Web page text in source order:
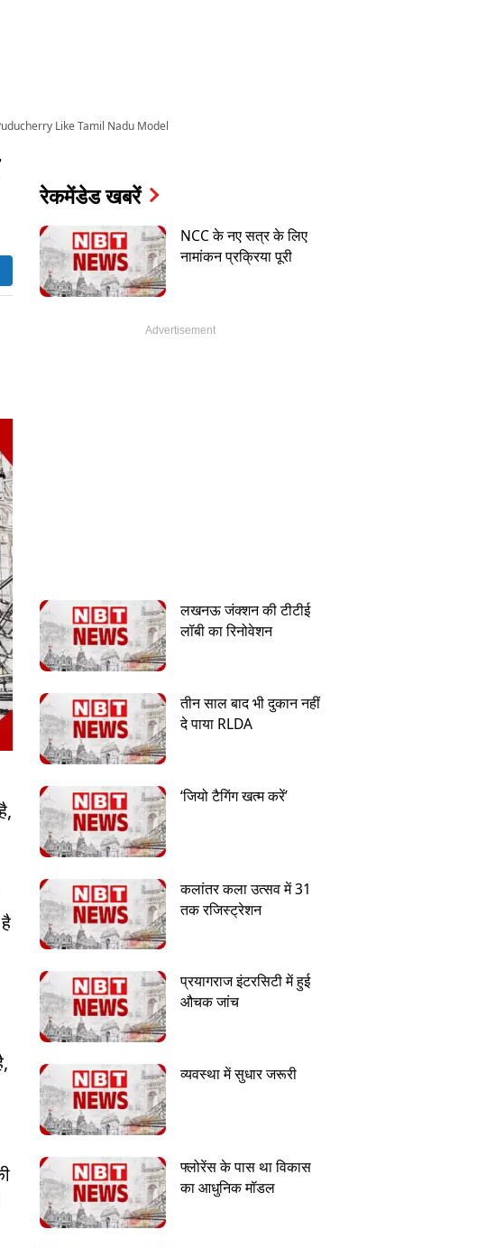
Like Tamil Nadu Model
रेकमेंडेड खबरें
NCC के नए सत्र के लिए
नामांकन प्रक्रिया पूरी
लखनऊ जंक्शन की टीटीई
लॉबी का रिनोवेशन
तीन साल बाद भी दुकान नहीं
दे पाया RLDA
‘जियो टैगिंग खत्म करें’
कलांतर कला उत्सव में 31
तक रजिस्ट्रेशन
प्रयागराज इंटरसिटी में हुई
औचक जांच
व्यवस्था में सुधार जरूरी
फ्लोरेंस के पास था विकास
का आधुनिक मॉडल